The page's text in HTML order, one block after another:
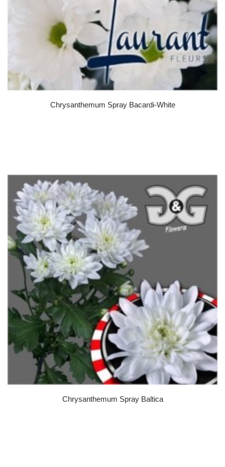
Chrysanthemum Spray Bacardi-White
Chrysanthemum Spray Baltica